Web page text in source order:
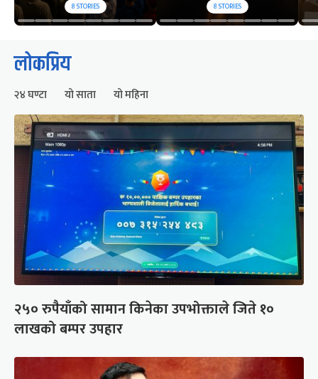
8STORIES 8STORIES
लोकप्रिय
२४ घण्टा यो साता यो महिना
२५० रुपैयाँको सामान किनेका उपभोक्ताले जिते १०
लाखको बम्पर उपहार